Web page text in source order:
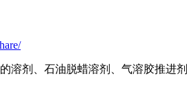
溶剂、石油脱蜡溶剂、气溶胶推进